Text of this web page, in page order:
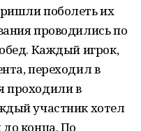
поболеть их
проводились по
Каждый игрок,
переходил в
проходили в
участник хотел
конца. По